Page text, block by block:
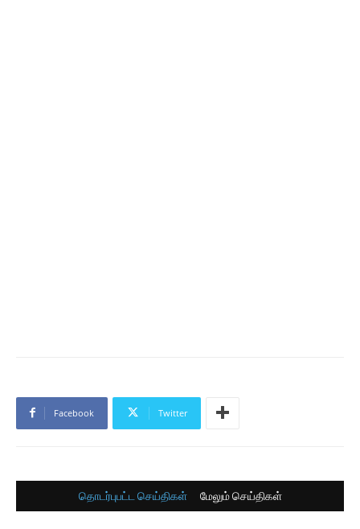
Facebook Twitter
தொடர்புபட்ட செய்திகள் மேலும் செய்திகள்